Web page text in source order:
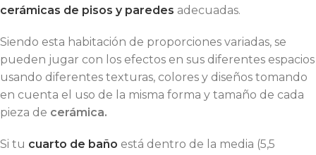
cerámicas de pisos y paredes adecuadas.
Siendo esta habitación de proporciones variadas, se
pueden jugar con los efectos en sus diferentes espacios
usando diferentes texturas, colores y diseños tomando
en cuenta el uso de la misma forma y tamaño de cada
pieza de cerámica.
Si tu cuarto de baño está dentro de la media (5,5